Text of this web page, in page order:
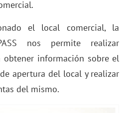
el local comercial, la
nos permite realizar
obtener información sobre el
apertura del local y realizar
del mismo.